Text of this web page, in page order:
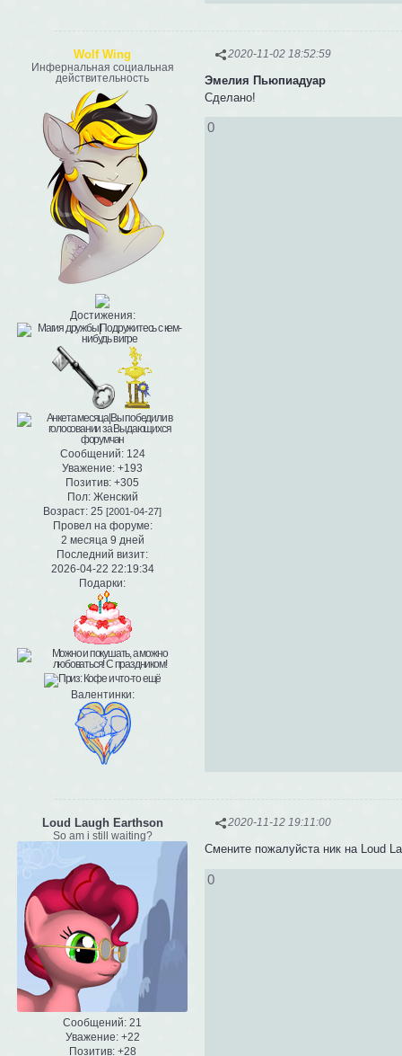
2020-11-02 18:52:59
Wolf Wing
Инфернальная социальная
действительность
Достижения:
Сообщений:124
Уважение: +193
Позитив: +305
Пол:Женский
Возраст: 25 [2001-04-27]
Провел на форуме:
2 месяца 9 дней
Последний визит:
2026-04-22 22:19:34
Подарки:
Валентинки:
Эмелия Пьюпиадуар
Сделано!
0
2020-11-12 19:11:00
Loud Laugh Earthson
So am i still waiting?
Сообщений: 21
Уважение: +22
Позитив: +28
Смените пожалуйста ник на Loud
0